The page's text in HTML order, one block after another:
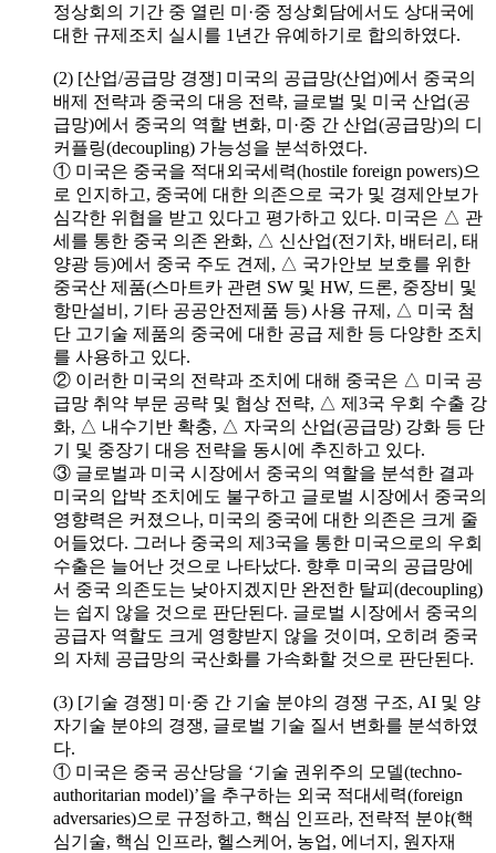
정상회의 기간 중 열린 미·중 정상회담에서도 상대국에
대한 규제조치 실시를 1년간 유예하기로 합의하였다.
(2) [산업/공급망 경쟁] 미국의 공급망(산업)에서 중국의
배제 전략과 중국의 대응 전략, 글로벌 및 미국 산업(공
급망)에서 중국의 역할 변화, 미·중 간 산업(공급망)의 디
커플링(decoupling) 가능성을 분석하였다.
① 미국은 중국을 적대외국세력(hostile foreign powers)으
로 인지하고, 중국에 대한 의존으로 국가 및 경제안보가
심각한 위협을 받고 있다고 평가하고 있다. 미국은 △ 관
세를 통한 중국 의존 완화, △ 신산업(전기차, 배터리, 태
양광 등)에서 중국 주도 견제, △ 국가안보 보호를 위한
중국산 제품(스마트카 관련 SW 및 HW, 드론, 중장비 및
항만설비, 기타 공공안전제품 등) 사용 규제, △ 미국 첨
단 고기술 제품의 중국에 대한 공급 제한 등 다양한 조치
를 사용하고 있다.
② 이러한 미국의 전략과 조치에 대해 중국은 △ 미국 공
급망 취약 부문 공략 및 협상 전략, △ 제3국 우회 수출 강
화, △ 내수기반 확충, △ 자국의 산업(공급망) 강화 등 단
기 및 중장기 대응 전략을 동시에 추진하고 있다.
③ 글로벌과 미국 시장에서 중국의 역할을 분석한 결과
미국의 압박 조치에도 불구하고 글로벌 시장에서 중국의
영향력은 커졌으나, 미국의 중국에 대한 의존은 크게 줄
어들었다. 그러나 중국의 제3국을 통한 미국으로의 우회
수출은 늘어난 것으로 나타났다. 향후 미국의 공급망에
서 중국 의존도는 낮아지겠지만 완전한 탈피(decoupling)
는 쉽지 않을 것으로 판단된다. 글로벌 시장에서 중국의
공급자 역할도 크게 영향받지 않을 것이며, 오히려 중국
의 자체 공급망의 국산화를 가속화할 것으로 판단된다.
(3) [기술 경쟁] 미·중 간 기술 분야의 경쟁 구조, AI 및 양
자기술 분야의 경쟁, 글로벌 기술 질서 변화를 분석하였
다.
① 미국은 중국 공산당을 ‘기술 권위주의 모델(techno-
authoritarian model)’을 추구하는 외국 적대세력(foreign
adversaries)으로 규정하고, 핵심 인프라, 전략적 분야(핵
심기술, 핵심 인프라, 헬스케어, 농업, 에너지, 원자재